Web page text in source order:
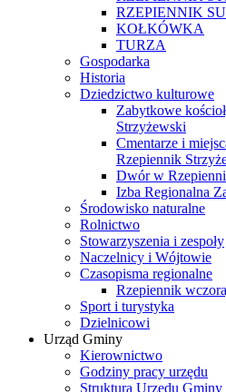
RZEPIENNIK
KOŁKÓWKA
TURZA
Gospodarka
Historia
Dziedzictwo kulturowe
Zabytkowe
Strzyżewski
Cmentarze i
Rzepiennik
Dwór w
Izba Regionalna
Środowisko naturalne
Rolnictwo
Stowarzyszenia i zespoły
Naczelnicy i Wójtowie
Czasopisma regionalne
Rzepiennik
Sport i turystyka
Dzielnicowi
Urząd Gminy
Kierownictwo
Godziny pracy urzędu
Struktura Urzędu Gminy